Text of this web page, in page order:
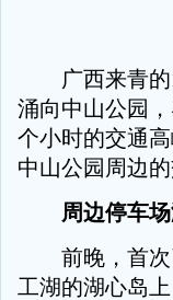
广西来青的1
涌向中山公园
个小时的交通
中山公园周边
周边停车
前晚，首次
工湖的湖心岛